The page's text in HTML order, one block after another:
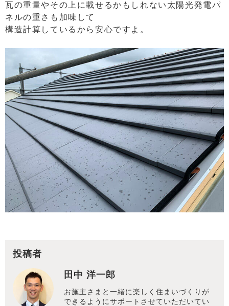
瓦の重量やその上に載せるかもしれない太陽光発電パ
ネルの重さも加味して
構造計算しているから安心ですよ。
投稿者
田中 洋一郎
お施主さまと一緒に楽しく住まいづくりが
できるようにサポートさせていただいてい